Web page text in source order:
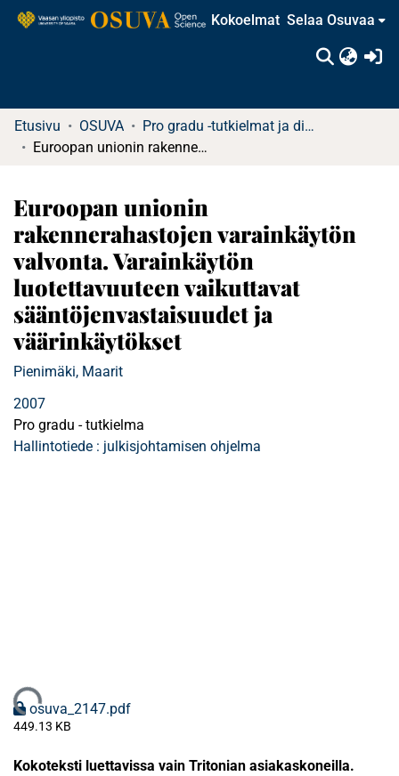
Kokoelmat Selaa Osuvaa
Etusivu OSUVA
Pro gradu -tutkielmat ja diplomityöt (rajattu saatavuus)
Euroopan unionin rakennerahastojen varainkäytön valvonta. Varainkäytön luotettavuuteen vaikuttavat sääntöjenvastaisuudet ja väärinkäytökset
Euroopan unionin
rakennerahastojen varainkäytön
valvonta. Varainkäytön
luotettavuuteen vaikuttavat
sääntöjenvastaisuudet ja
väärinkäytökset
Pienimäki, Maarit
2007
Pro gradu - tutkielma
Hallintotiede : julkisjohtamisen ohjelma
Ladataan...osuva_2147.pdf
449.13 KB
Kokoteksti luettavissa vain Tritonian asiakaskoneilla.